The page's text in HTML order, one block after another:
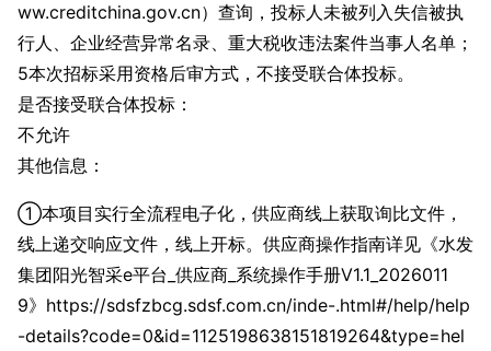
ww.creditchina.gov.cn）查询，投标人未被列入失信被执
行人、企业经营异常名录、重大税收违法案件当事人名单；
5本次招标采用资格后审方式，不接受联合体投标。
是否接受联合体投标：
不允许
其他信息：
①本项目实行全流程电子化，供应商线上获取询比文件，
线上递交响应文件，线上开标。供应商操作指南详见《水发
集团阳光智采e平台_供应商_系统操作手册V1.1_2026011
9》https://sdsfzbcg.sdsf.com.cn/inde-.html#/help/help
-details?code=0&id=1125198638151819264&type=hel